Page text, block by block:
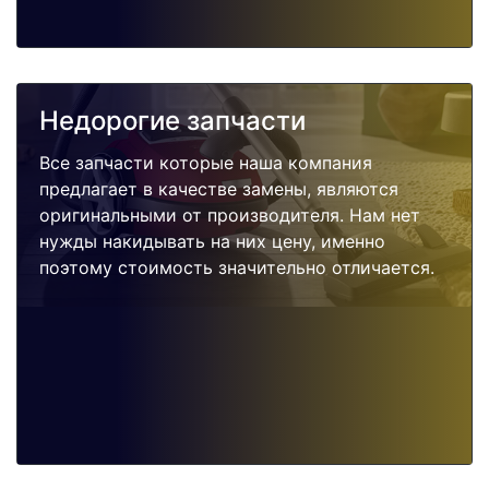
Недорогие запчасти
Все запчасти которые наша компания
предлагает в качестве замены, являются
оригинальными от производителя. Нам нет
нужды накидывать на них цену, именно
поэтому стоимость значительно отличается.